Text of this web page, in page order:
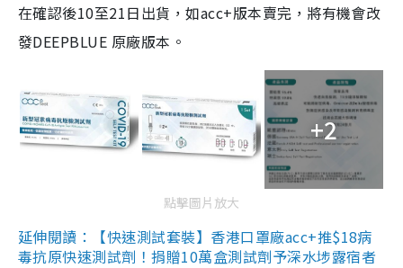
在確認後10至21日出貨，如acc+版本賣完，將有機會改
發DEEPBLUE 原廠版本。
+2
點擊圖片放大
延伸閱讀：【快速測試套裝】香港口罩廠acc+推$18病
毒抗原快速測試劑！捐贈10萬盒測試劑予深水埗露宿者